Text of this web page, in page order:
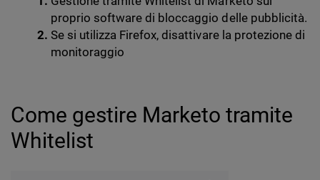
proprio software di bloccaggio delle pubblicità.
Se si utilizza Firefox, disattivare la protezione di
monitoraggio
Come gestire Marketo tramite
Whitelist